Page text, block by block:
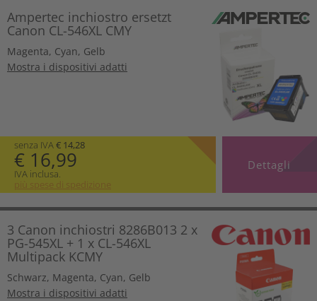
Ampertec inchiostro ersetzt
Canon CL-546XL CMY
Magenta, Cyan, Gelb
Mostra i dispositivi adatti
senza IVA€ 14,28
€ 16,99
IVA inclusa.
più spese di spedizione
Dettagli
3 Canon inchiostri 8286B013 2 x
PG-545XL + 1 x CL-546XL
Multipack KCMY
Schwarz, Magenta, Cyan, Gelb
Mostra i dispositivi adatti